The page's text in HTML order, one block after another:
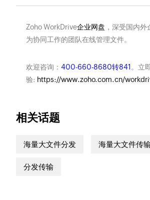
Zoho WorkDrive企业网盘 ，深受国内外
为协同工作的团队在线管理文件。
欢迎咨询： 400-660-8680转841 。立
验: https://www.zoho.com.cn/
相关话题
海量大文件分发 海量大文件传
分发传输